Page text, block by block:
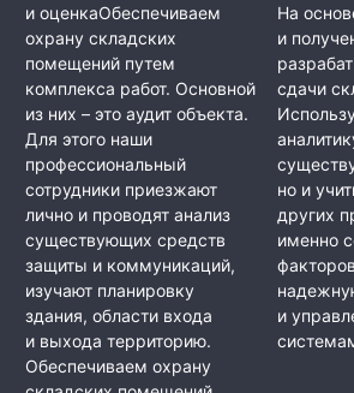
и оценкаОбеспечиваем
охрану складских
помещений путем
комплекса работ. Основной
из них – это аудит объекта.
Для этого наши
профессиональный
сотрудники приезжают
лично и проводят анализ
существующих средств
защиты и коммуникаций,
изучают планировку
здания, области входа
и выхода территорию.
Обеспечиваем охрану
На
и
сдачи
но и
других
именно
и